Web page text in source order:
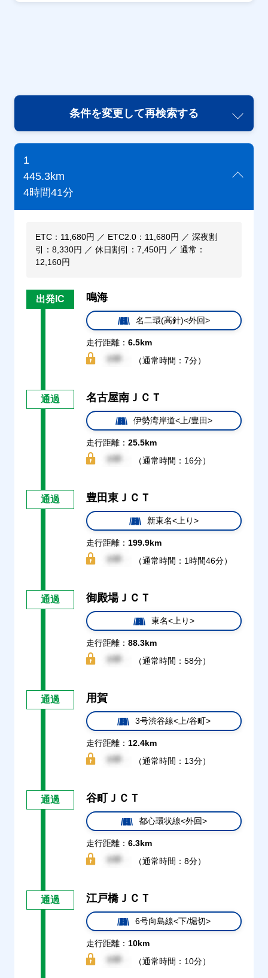
条件を変更して再検索する
1
445.3km
4時間41分
ETC：11,680円 ／ ETC2.0：11,680円 ／ 深夜割
引：8,330円 ／ 休日割引：7,450円 ／ 通常：
12,160円
出発IC 鳴海
名二環(高針)<外回>
走行距離： 6.5km
（通常時間：7分）
通過 名古屋南ＪＣＴ
伊勢湾岸道<上/豊田>
走行距離： 25.5km
（通常時間：16分）
通過 豊田東ＪＣＴ
新東名<上り>
走行距離： 199.9km
（通常時間：1時間46分）
通過 御殿場ＪＣＴ
東名<上り>
走行距離： 88.3km
（通常時間：58分）
通過 用賀
3号渋谷線<上/谷町>
走行距離： 12.4km
（通常時間：13分）
通過 谷町ＪＣＴ
都心環状線<外回>
走行距離： 6.3km
（通常時間：8分）
通過 江戸橋ＪＣＴ
6号向島線<下/堀切>
走行距離： 10km
（通常時間：10分）